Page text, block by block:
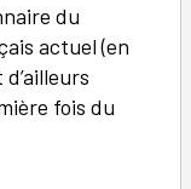
du
actuel (en
fois du